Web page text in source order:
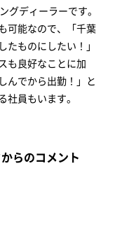
グディーラーです。
可能なので、「千葉
たものにしたい！」
も良好なことに加
んでから出勤！」と
社員もいます。
らのコメント